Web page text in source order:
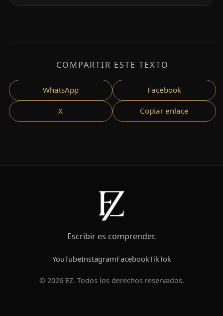
COMPARTIR ESTE TEXTO
WhatsApp Facebook
X Copiar enlace
Escribir es comprender.
YouTubeInstagramFacebookTikTok
© 2026 EZ. Todos los derechos reservados.